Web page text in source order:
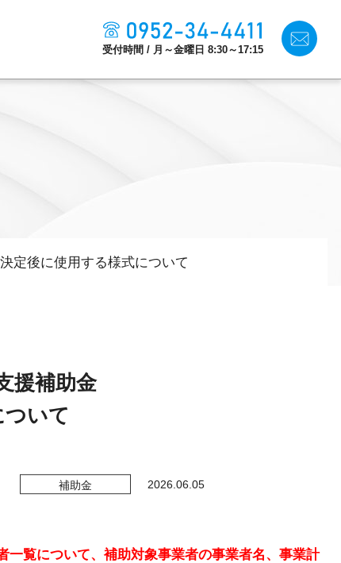
受付時間 / 月～金曜日 8:30～17:15
定後に使用する様式について
援補助金
いて
補助金 2026.06.05
覧について、補助対象事業者の事業者名、事業計